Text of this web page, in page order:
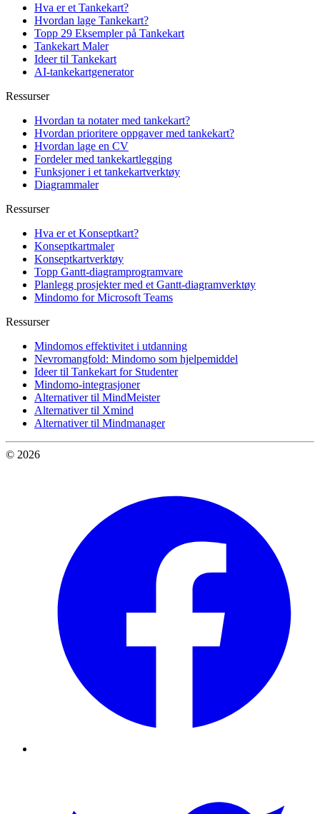
Hva er et Tankekart?
Hvordan lage Tankekart?
Topp 29 Eksempler på Tankekart
Tankekart Maler
Ideer til Tankekart
AI-tankekartgenerator
Ressurser
Hvordan ta notater med tankekart?
Hvordan prioritere oppgaver med tankekart?
Hvordan lage en CV
Fordeler med tankekartlegging
Funksjoner i et tankekartverktøy
Diagrammaler
Ressurser
Hva er et Konseptkart?
Konseptkartmaler
Konseptkartverktøy
Topp Gantt-diagramprogramvare
Planlegg prosjekter med et Gantt-diagramverktøy
Mindomo for Microsoft Teams
Ressurser
Mindomos effektivitet i utdanning
Nevromangfold: Mindomo som hjelpemiddel
Ideer til Tankekart for Studenter
Mindomo-integrasjoner
Alternativer til MindMeister
Alternativer til Xmind
Alternativer til Mindmanager
© 2026